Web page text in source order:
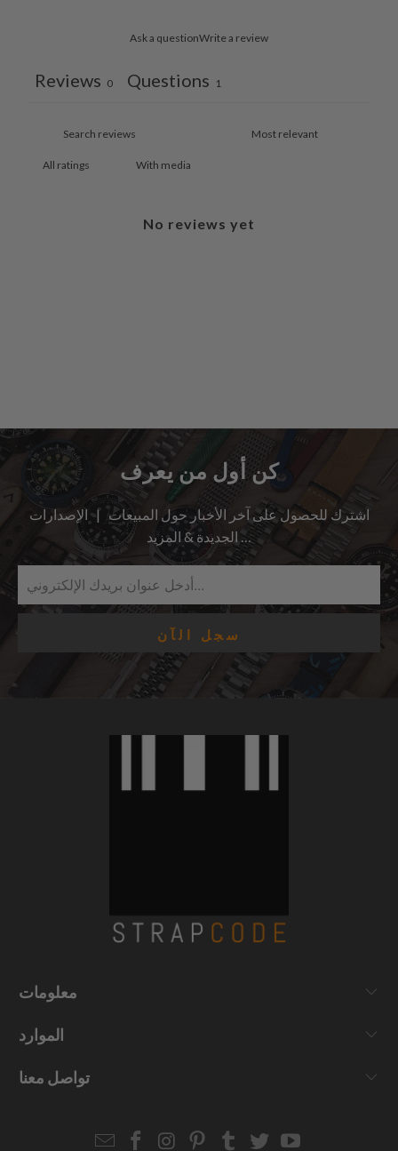
Ask a questionWrite a review
Reviews 0 Questions 1
With media
No reviews yet
كن أول من يعرف
اشترك للحصول على آخر الأخبار حول المبيعات | الإصدارات
الجديدة & المزيد …
معلومات
الموارد
تواصل معنا
EmailStrapcode
Strapcode
Strapcode
Strapcode
Strapcode